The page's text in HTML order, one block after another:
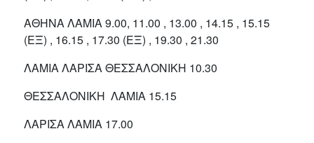
ΑΘΗΝΑ ΛΑΜΙΑ 9.00, 11.00 , 13.00 , 14.15 , 15.15
(ΕΞ) , 16.15 , 17.30 (ΕΞ) , 19.30 , 21.30
ΛΑΜΙΑ ΛΑΡΙΣΑ ΘΕΣΣΑΛΟΝΙΚΗ 10.30
ΘΕΣΣΑΛΟΝΙΚΗ ΛΑΜΙΑ 15.15
ΛΑΡΙΣΑ ΛΑΜΙΑ 17.00